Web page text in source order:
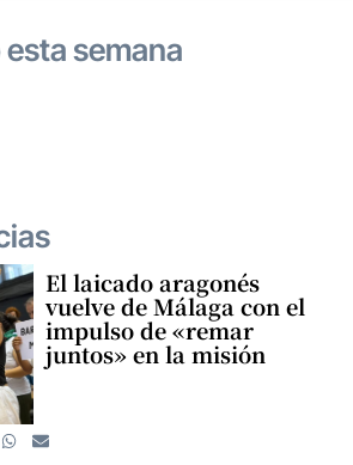
semana​
El laicado aragonés
vuelve de Málaga con el
impulso de «remar
juntos» en la misión